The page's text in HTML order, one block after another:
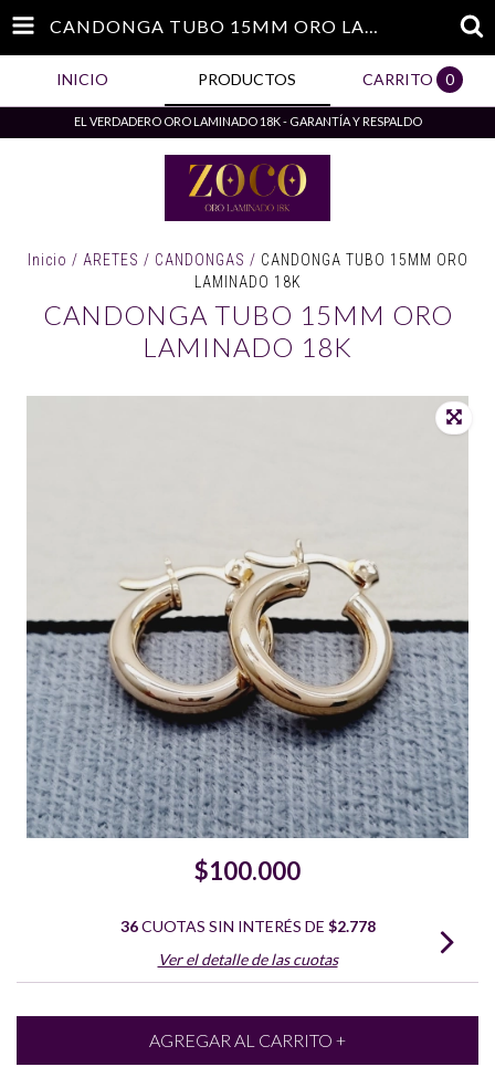
CANDONGA TUBO 15MM ORO LAMINADO 18K
INICIO PRODUCTOS CARRITO 0
EL VERDADERO ORO LAMINADO 18K - GARANTÍA Y RESPALDO
Inicio / ARETES / CANDONGAS / CANDONGA TUBO 15MM ORO
LAMINADO 18K
CANDONGA TUBO 15MM ORO
LAMINADO 18K
$100.000
36CUOTAS SIN INTERÉS DE $2.778
Ver el detalle de las cuotas